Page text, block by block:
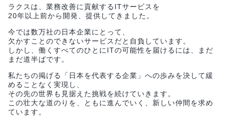
ラクスは、業務改善に貢献するITサービスを
20年以上前から開発、提供してきました。
今では数万社の日本企業にとって、
欠かすことのできないサービスだと自負しています。
しかし、働くすべてのひとにITの可能性を届けるには、まだ
まだ道半ばです。
私たちの掲げる「日本を代表する企業」への歩みを決して緩
めることなく実現し、
その先の世界も見据えた挑戦を続けていきます。
この壮大な道のりを、ともに進んでいく、新しい仲間を求め
ています。